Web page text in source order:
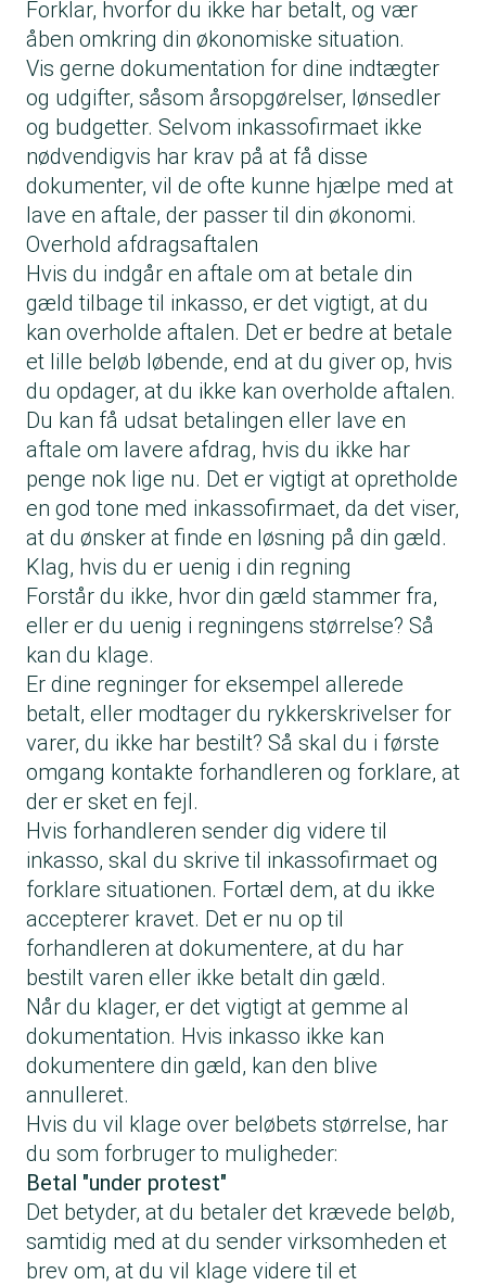
Forklar, hvorfor du ikke har betalt, og vær
åben omkring din økonomiske situation.
Vis gerne dokumentation for dine indtægter
og udgifter, såsom årsopgørelser, lønsedler
og budgetter. Selvom inkassofirmaet ikke
nødvendigvis har krav på at få disse
dokumenter, vil de ofte kunne hjælpe med at
lave en aftale, der passer til din økonomi.
Overhold afdragsaftalen
Hvis du indgår en aftale om at betale din
gæld tilbage til inkasso, er det vigtigt, at du
kan overholde aftalen. Det er bedre at betale
et lille beløb løbende, end at du giver op, hvis
du opdager, at du ikke kan overholde aftalen.
Du kan få udsat betalingen eller lave en
aftale om lavere afdrag, hvis du ikke har
penge nok lige nu. Det er vigtigt at opretholde
en god tone med inkassofirmaet, da det viser,
at du ønsker at finde en løsning på din gæld.
Klag, hvis du er uenig i din regning
Forstår du ikke, hvor din gæld stammer fra,
eller er du uenig i regningens størrelse? Så
kan du klage.
Er dine regninger for eksempel allerede
betalt, eller modtager du rykkerskrivelser for
varer, du ikke har bestilt? Så skal du i første
omgang kontakte forhandleren og forklare, at
der er sket en fejl.
Hvis forhandleren sender dig videre til
inkasso, skal du skrive til inkassofirmaet og
forklare situationen. Fortæl dem, at du ikke
accepterer kravet. Det er nu op til
forhandleren at dokumentere, at du har
bestilt varen eller ikke betalt din gæld.
Når du klager, er det vigtigt at gemme al
dokumentation. Hvis inkasso ikke kan
dokumentere din gæld, kan den blive
annulleret.
Hvis du vil klage over beløbets størrelse, har
du som forbruger to muligheder:
Betal "under protest"
Det betyder, at du betaler det krævede beløb,
samtidig med at du sender virksomheden et
brev om, at du vil klage videre til et